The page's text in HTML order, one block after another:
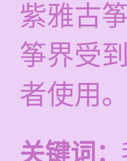
紫雅古
筝界受
者使用。
关键词：